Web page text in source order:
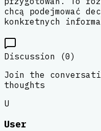
chcą podejmować
konkretnych
Discussion (0)
Join the
thoughts
U
User